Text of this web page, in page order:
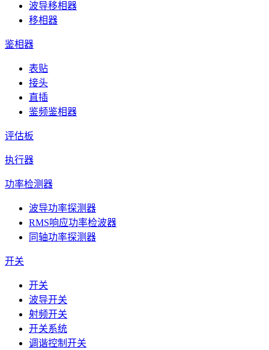
波导移相器
移相器
鉴相器
表贴
接头
直插
鉴频鉴相器
评估板
执行器
功率检测器
波导功率探测器
RMS响应功率检波器
同轴功率探测器
开关
开关
波导开关
射频开关
开关系统
调谐控制开关